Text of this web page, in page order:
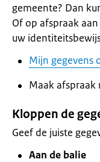
gemeente? Dan
Of op afspraak
uw
Mijn gegevens
Maak afspraak
Kloppen de
Geef de juiste
Aan de balie